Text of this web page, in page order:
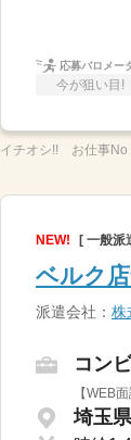
応募バロメー
今が狙い目!
イチオシ!! お仕事No
NEW! [ 一般派
ベルク
派遣会社： 株
コン
【WEB
埼玉